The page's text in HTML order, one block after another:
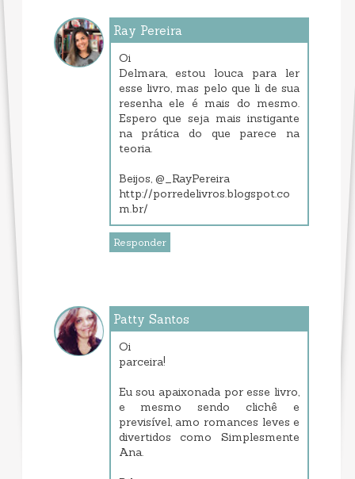
Ray Pereira
Oi
Delmara, estou louca para ler
esse livro, mas pelo que li de sua
resenha ele é mais do mesmo.
Espero que seja mais instigante
na prática do que parece na
teoria.
Beijos, @_RayPereira
http://porredelivros.blogspot.co
m.br/
Responder
Patty Santos
Oi
parceira!
Eu sou apaixonada por esse livro,
e mesmo sendo clichê e
previsível, amo romances leves e
divertidos como Simplesmente
Ana.